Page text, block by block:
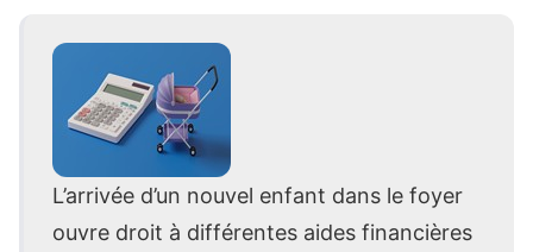
L’arrivée d’un nouvel enfant dans le foyer
ouvre droit à différentes aides financières